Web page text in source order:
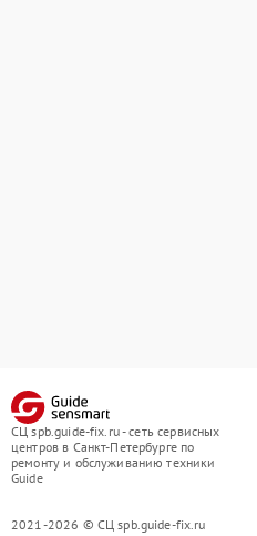
СЦ spb.guide-fix.ru - сеть сервисных
центров в Санкт-Петербурге по
ремонту и обслуживанию техники
Guide
2021-2026 © СЦ spb.guide-fix.ru